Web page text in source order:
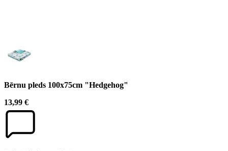
Bērnu pleds 100x75cm "Hedgehog"
13,99 €